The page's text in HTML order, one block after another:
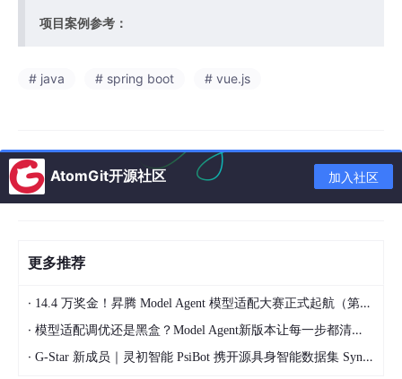
项目案例参考：
# java # spring boot # vue.js
AtomGit开源社区 加入社区
更多推荐
· 14.4 万奖金！昇腾 Model Agent 模型适配大赛正式起航（第二季）
· 模型适配调优还是黑盒？Model Agent新版本让每一步都清晰可见
· G-Star 新成员｜灵初智能 PsiBot 携开源具身智能数据集 SynData 入驻 AtomGit